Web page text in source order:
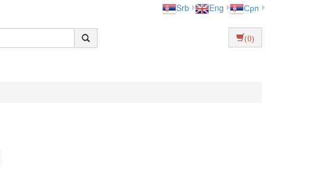
Srb Eng Срп
(0)